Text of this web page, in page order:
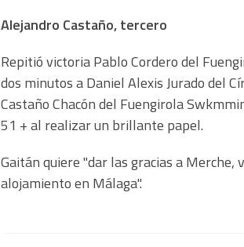
Alejandro Castaño, tercero
Repitió victoria Pablo Cordero del
dos minutos a Daniel Alexis Jurado del
Castaño Chacón del Fuengirola
51 + al realizar un brillante papel.
Gaitán quiere "dar las gracias a
alojamiento en Málaga".